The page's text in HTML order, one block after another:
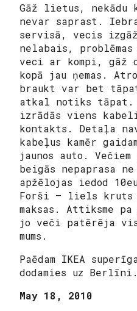
Gāž lietus, nekādu
nevar saprast.
servisā, vecis
nelabais, problēmas
veci ar kompi, gāž
kopā jau ņemas.
braukt var bet
atkal notiks tāpat.
izrādās viens
kontakts. Detaļa
kabeļus kamēr
jaunos auto.
beigās nepaprasa
apžēlojas iedod
Forši – liels kruts
maksas. Attiksme
jo veči patērēja
mums.
Paēdam IKEA
dodamies uz Berlīni.
May 18, 2010